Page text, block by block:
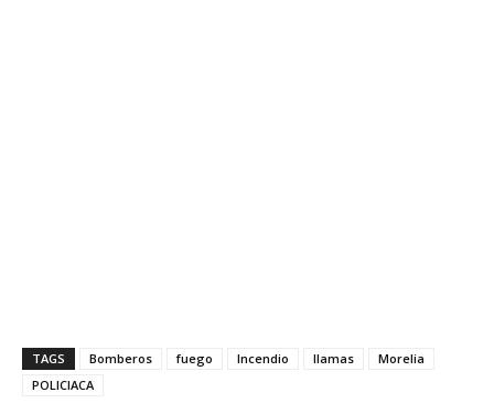
TAGS Bomberos fuego Incendio llamas
Morelia
POLICIACA